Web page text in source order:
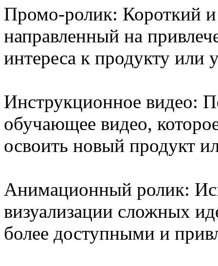
Промо-ролик: Короткий
направленный на
интереса к продукту или
Инструкционное видео:
обучающее видео,
освоить новый продукт
Анимационный ролик:
визуализации сложных
более доступными и